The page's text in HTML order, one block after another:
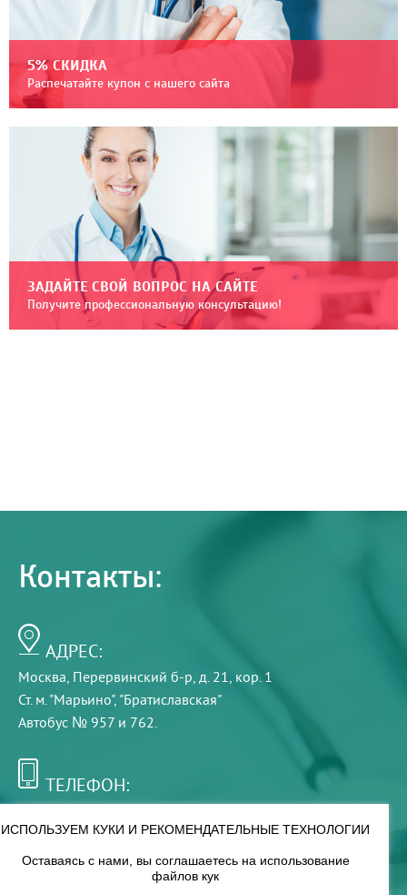
5% СКИДКА
Распечатайте купон с нашего сайта
ЗАДАЙТЕ СВОЙ ВОПРОС НА САЙТЕ
Получите профессиональную консультацию!
Контакты:
АДРЕС:
Москва, Перервинский б-р, д. 21, кор. 1
Ст. м. "Марьино", "Братиславская"
Автобус № 957 и 762.
ТЕЛЕФОН:
РЕЖИМ РАБОТЫ:
ИСПОЛЬЗУЕМ КУКИ И РЕКОМЕНДАТЕЛЬНЫЕ ТЕХНОЛОГИИ
Оставаясь с нами, вы соглашаетесь на использование
файлов кук